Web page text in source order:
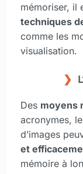
mémoriser, il
techniques
comme les
visualisation.
Des moyens
acronymes,
d’images
et
mémoire à